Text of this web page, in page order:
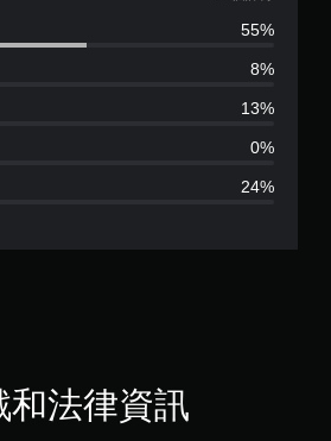
評
分
3
7
55%
8%
13%
0%
24%
和法律資訊